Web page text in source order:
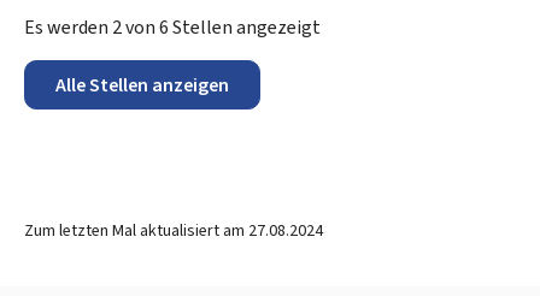
Es werden 2von6Stellen angezeigt
Alle Stellen anzeigen
Zum letzten Mal aktualisiert am 27.08.2024